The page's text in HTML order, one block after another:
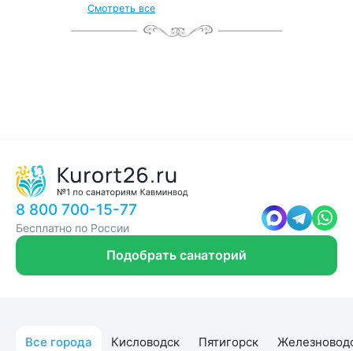
Смотреть все
8 800 700-15-77
Бесплатно по России
Подобрать санаторий
Все города Кисловодск Пятигорск